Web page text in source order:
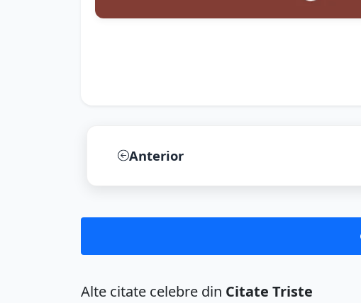
Anterior
Alte citate celebre din Citate Triste